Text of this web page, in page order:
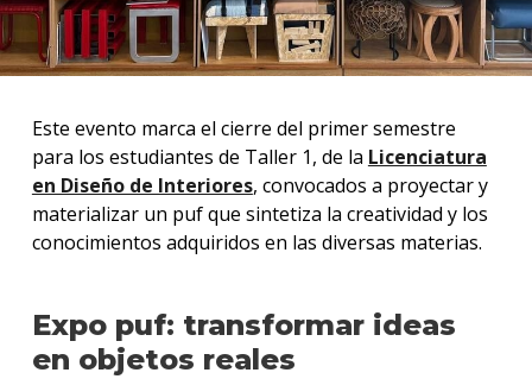
Este evento marca el cierre del primer semestre
para los estudiantes de Taller 1, de la Licenciatura
en Diseño de Interiores, convocados a proyectar y
materializar un puf que sintetiza la creatividad y los
conocimientos adquiridos en las diversas materias.
Expo puf: transformar ideas
en objetos reales